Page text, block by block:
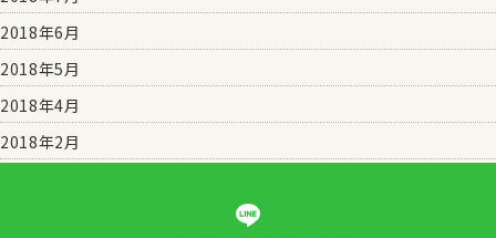
2018年6月
2018年5月
2018年4月
2018年2月